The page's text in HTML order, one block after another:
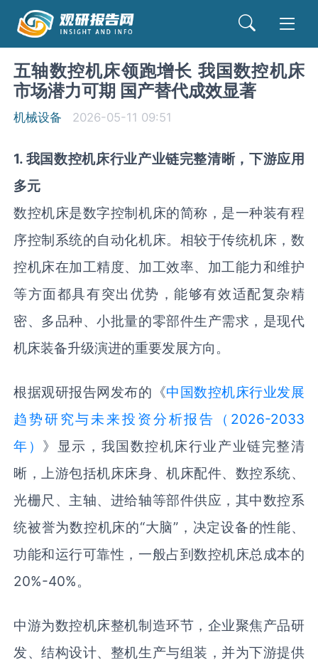
五轴数控机床领跑增长 我国数控机床
市场潜力可期 国产替代成效显著
机械设备 2026-05-11 09:51
1. 我国数控机床行业产业链完整清晰，下游应用
多元
数控机床是数字控制机床的简称，是一种装有程
序控制系统的自动化机床。相较于传统机床，数
控机床在加工精度、加工效率、加工能力和维护
等方面都具有突出优势，能够有效适配复杂精
密、多品种、小批量的零部件生产需求，是现代
机床装备升级演进的重要发展方向。
根据观研报告网发布的《中国数控机床行业发展
趋势研究与未来投资分析报告（2026-2033
年） 》显示，我国数控机床行业产业链完整清
晰，上游包括机床床身、机床配件、数控系统、
光栅尺、主轴、进给轴等部件供应，其中数控系
统被誉为数控机床的“大脑”，决定设备的性能、
功能和运行可靠性，一般占到数控机床总成本的
20%-40%。
中游为数控机床整机制造环节，企业聚焦产品研
发、结构设计、整机生产与组装，并为下游提供